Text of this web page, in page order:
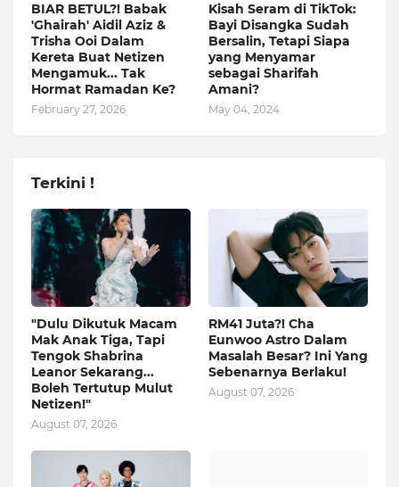
BIAR BETUL?! Babak
'Ghairah' Aidil Aziz &
Trisha Ooi Dalam
Kereta Buat Netizen
Mengamuk... Tak
Hormat Ramadan Ke?
February 27, 2026
Kisah Seram di TikTok:
Bayi Disangka Sudah
Bersalin, Tetapi Siapa
yang Menyamar
sebagai Sharifah
Amani?
May 04, 2024
Terkini !
"Dulu Dikutuk Macam
Mak Anak Tiga, Tapi
Tengok Shabrina
Leanor Sekarang...
Boleh Tertutup Mulut
Netizen!"
August 07, 2026
RM41 Juta?! Cha
Eunwoo Astro Dalam
Masalah Besar? Ini Yang
Sebenarnya Berlaku!
August 07, 2026